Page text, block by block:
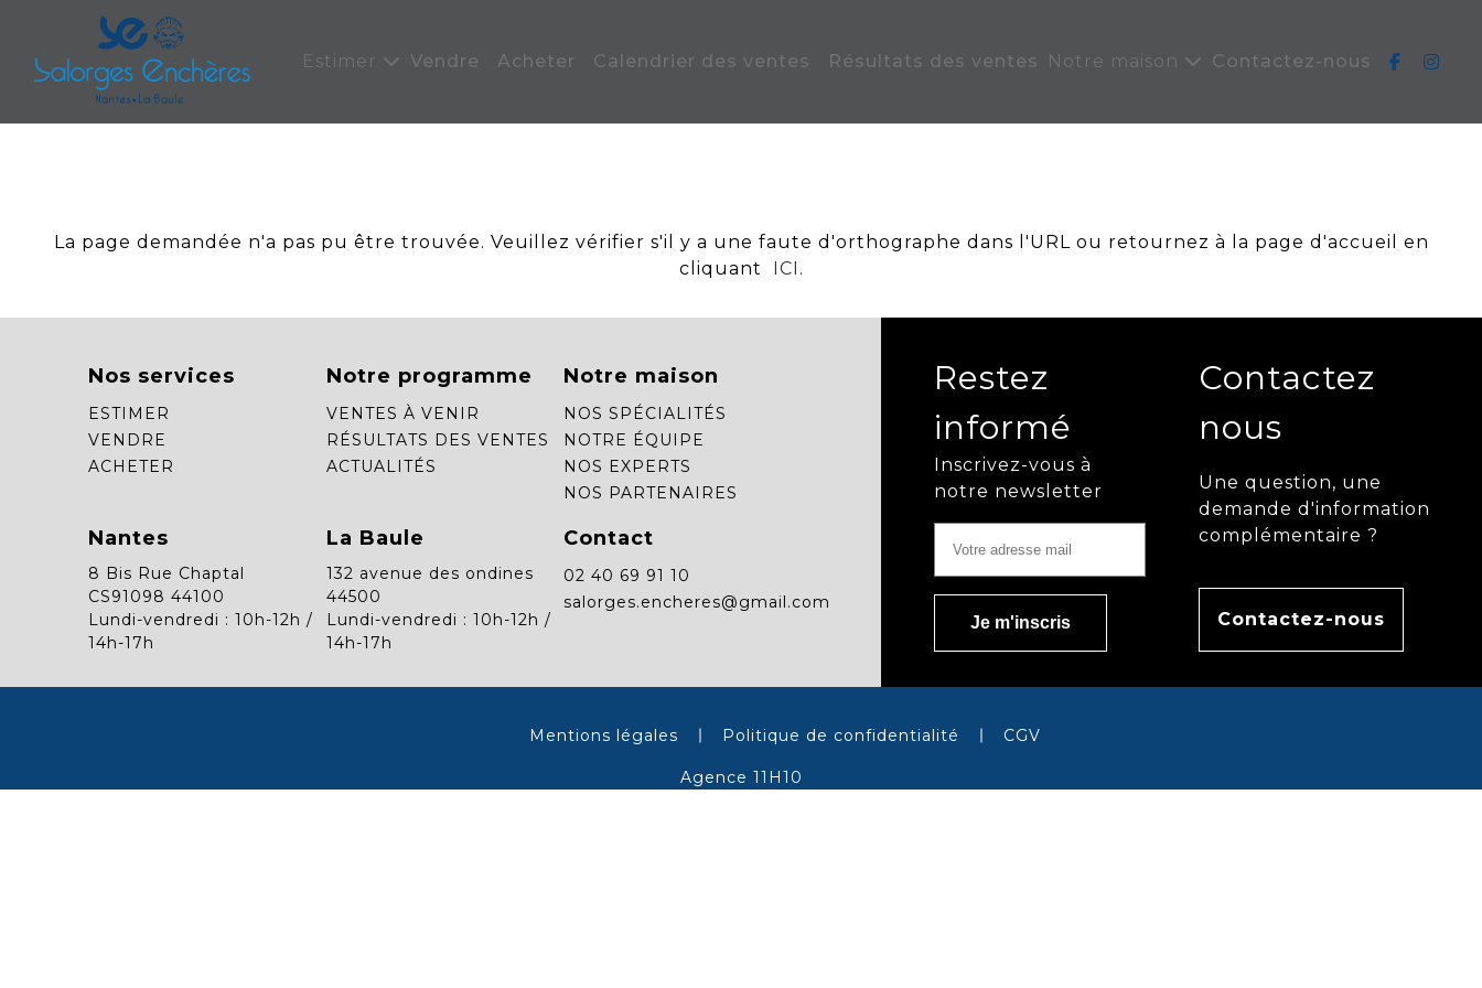
Estimer Vendre Acheter Calendrier des ventes Résultats des ventes Notre maison Contactez-nous
La page demandée n'a pas pu être trouvée. Veuillez vérifier s'il y a une faute d'orthographe dans l'URL ou retournez à la page d'accueil en
cliquant
ICI .
Nos services
ESTIMER
VENDRE
ACHETER
Notre programme
VENTES À VENIR
RÉSULTATS DES VENTES
ACTUALITÉS
Notre maison
NOS SPÉCIALITÉS
NOTRE ÉQUIPE
NOS EXPERTS
NOS PARTENAIRES
Nantes
8 Bis Rue Chaptal
CS91098 44100
Lundi-vendredi : 10h-12h /
14h-17h
La Baule
132 avenue des ondines
44500
Lundi-vendredi : 10h-12h /
14h-17h
Contact
02 40 69 91 10
salorges.encheres@gmail.com
Restez
informé
Inscrivez-vous à
notre newsletter
Contactez
nous
Une question, une
demande d'information
complémentaire ?
Contactez-nous
Mentions légales Politique de confidentialité CGV
Agence 11H10
Panneau de gestion des cookies